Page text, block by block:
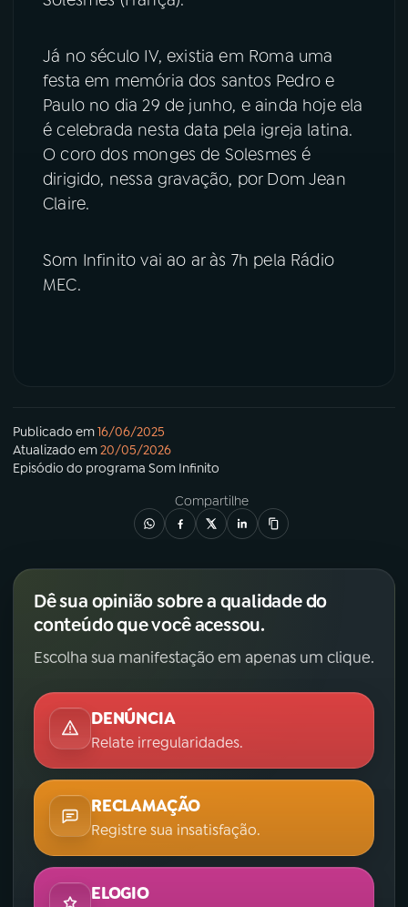
TikTok
Já no século IV, existia em Roma uma
festa em memória dos santos Pedro e
Paulo no dia 29 de junho, e ainda hoje ela
é celebrada nesta data pela igreja latina.
O coro dos monges de Solesmes é
dirigido, nessa gravação, por Dom Jean
Claire.
Som Infinito vai ao ar às 7h pela Rádio
MEC.
Publicado em16/06/2025
Atualizado em20/05/2026
Episódio do programa Som Infinito
Compartilhe
Dê sua opinião sobre a qualidade do
conteúdo que você acessou.
Escolha sua manifestação em apenas um clique.
DENÚNCIA
Relate irregularidades.
RECLAMAÇÃO
Registre sua insatisfação.
ELOGIO